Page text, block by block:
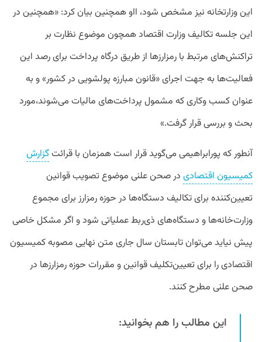
این وزارتخانه نیز مشخص شود، ااو همچنین بیان کرد: «همچنین در
این جلسه تکالیف وزارت اقتصاد همچون موضوع نظارت بر
تراکنش‌های مرتبط با رمزارزها از طریق درگاه پرداخت برای رصد این
فعالیت‌ها به جهت اجرای «قانون مبارزه پولشویی در کشور» و به
عنوان کسب و‌کاری که مشمول پرداخت‌های مالیات می‌شوند،مورد
بحث و بررسی قرار گرفت.»
آنطور که پورابراهیمی می‌گوید قرار است همزمان با قرائتگزارش
کمیسیون اقتصادی در صحن علنی موضوع تصویب قوانین
تعیین‌کننده برای تکالیف دستگاه‌ها در حوزه رمزارز برای مجموع
وزارت‌خانه‌ها و دستگاه‌های ذی‌ربط عملیاتی شود و اگر مشکل خاصی
پیش نیاید می‌توان تابستان سال جاری متن نهایی مصوبه کمیسیون
اقتصادی را برای تعیین‌تکلیف قوانین و مقررات حوزه رمزارزها در
صحن علنی مطرح کنند.
این مطالب را هم بخوانید: